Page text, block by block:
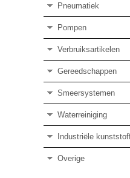
Pneumatiek
Pompen
Verbruiksartikelen
Gereedschappen
Smeersystemen
Waterreiniging
Industriële
Overige